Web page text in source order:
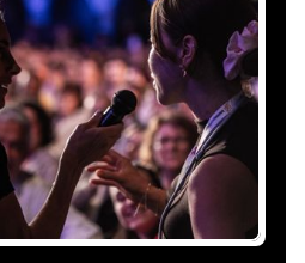
besoins, on vous répond
proposition
et adaptée à votre
contraintes.